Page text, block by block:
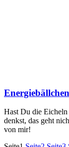
Hast Du die
denkst, das geht
von mir!